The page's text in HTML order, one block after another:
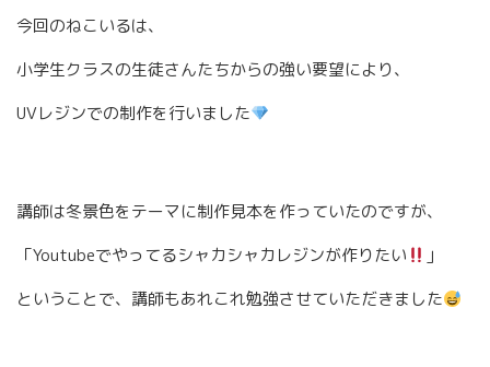
今回のねこいるは、
小学生クラスの生徒さんたちからの強い要望により、
UVレジンでの制作を行いました
講師は冬景色をテーマに制作見本を作っていたのですが、
「Youtubeでやってるシャカシャカレジンが作りたい
」
ということで、講師もあれこれ勉強させていただきました